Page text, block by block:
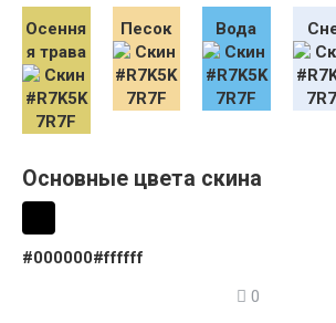
Осення
я трава
Песок Вода
Основные цвета скина
#000000#ffffff
0